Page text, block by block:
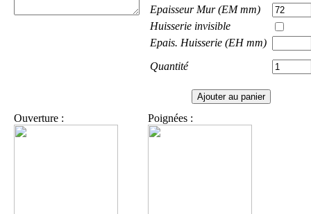
Epaisseur Mur (EM mm)
Huisserie invisible
Epais. Huisserie (EH mm)
Quantité
Ouverture : Poignées :